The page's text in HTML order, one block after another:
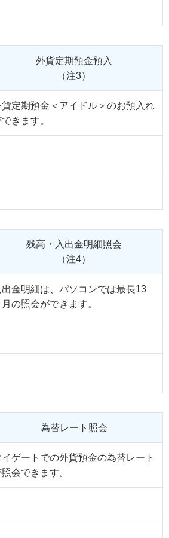
外貨定期預金預入
（注3）
貨定期預金＜アイドル＞のお預入れ
きます。
残高・入出金明細照会
（注4）
出金明細は、パソコンでは最長13
月の照会ができます。
為替レート照会
イゲートでの外貨預金の為替レート
照会できます。